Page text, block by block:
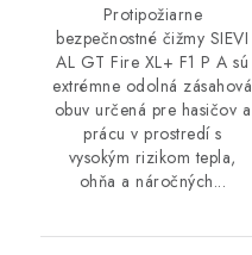
Protipožiarne
bezpečnostné čižmy SIEVI
AL GT Fire XL+ F1 P A sú
extrémne odolná zásahová
obuv určená pre hasičov a
prácu v prostredí s
vysokým rizikom tepla,
ohňa a náročných...